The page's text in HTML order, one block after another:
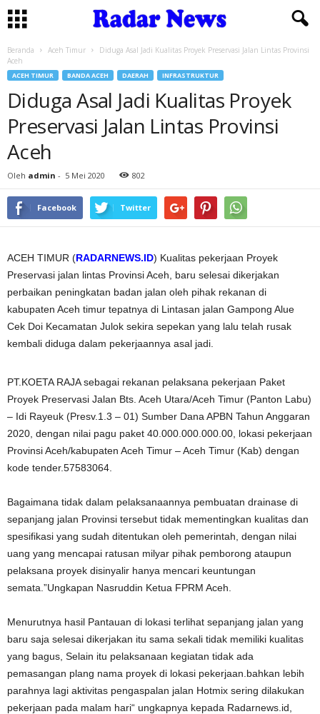
Beranda Aceh Timur
Diduga Asal Jadi Kualitas Proyek Preservasi Jalan Lintas Provinsi
Aceh
ACEH TIMUR BANDA ACEH DAERAH INFRASTRUKTUR
Diduga Asal Jadi Kualitas Proyek
Preservasi Jalan Lintas Provinsi
Aceh
Oleh admin - 5 Mei 2020 802
Facebook Twitter
ACEH TIMUR (RADARNEWS.ID) Kualitas pekerjaan Proyek
Preservasi jalan lintas Provinsi Aceh, baru selesai dikerjakan
perbaikan peningkatan badan jalan oleh pihak rekanan di
kabupaten Aceh timur tepatnya di Lintasan jalan Gampong Alue
Cek Doi Kecamatan Julok sekira sepekan yang lalu telah rusak
kembali diduga dalam pekerjaannya asal jadi.
PT.KOETA RAJA sebagai rekanan pelaksana pekerjaan Paket
Proyek Preservasi Jalan Bts. Aceh Utara/Aceh Timur (Panton Labu)
– Idi Rayeuk (Presv.1.3 – 01) Sumber Dana APBN Tahun Anggaran
2020, dengan nilai pagu paket 40.000.000.000.00, lokasi pekerjaan
Provinsi Aceh/kabupaten Aceh Timur – Aceh Timur (Kab) dengan
kode tender.57583064.
Bagaimana tidak dalam pelaksanaannya pembuatan drainase di
sepanjang jalan Provinsi tersebut tidak mementingkan kualitas dan
spesifikasi yang sudah ditentukan oleh pemerintah, dengan nilai
uang yang mencapai ratusan milyar pihak pemborong ataupun
pelaksana proyek disinyalir hanya mencari keuntungan
semata.”Ungkapan Nasruddin Ketua FPRM Aceh.
Menurutnya hasil Pantauan di lokasi terlihat sepanjang jalan yang
baru saja selesai dikerjakan itu sama sekali tidak memiliki kualitas
yang bagus, Selain itu pelaksanaan kegiatan tidak ada
pemasangan plang nama proyek di lokasi pekerjaan.bahkan lebih
parahnya lagi aktivitas pengaspalan jalan Hotmix sering dilakukan
pekerjaan pada malam hari“ ungkapnya kepada Radarnews.id,